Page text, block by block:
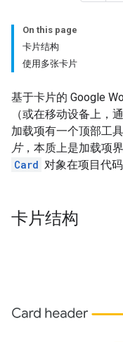
On this page
卡片结构
使用多张卡片
基于卡片的 Google
（或在移动设备上，
加载项有一个顶部工
片，本质上是加载项
Card 对象在项目代码
卡片结构